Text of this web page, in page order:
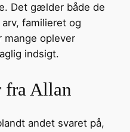
Det gælder både de
familieret og
mange oplever
indsigt.
fra Allan
andet svaret på,